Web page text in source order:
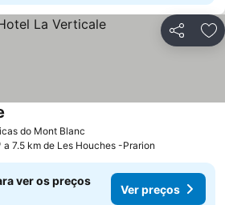
Partilhar
do Mont Blanc
a 7.5 km de Les Houches -Prarion
ver os preços
Ver preços